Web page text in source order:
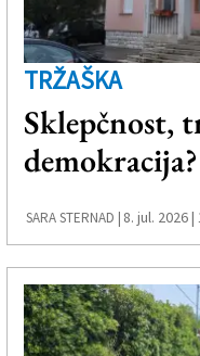
TRŽAŠKA
Sklepčnost,
demokracija?
SARA STERNAD | 8. jul. 2026 |